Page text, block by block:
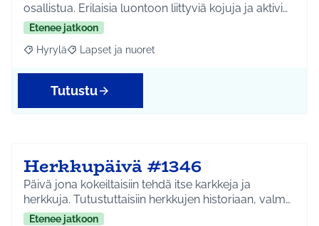
osallistua. Erilaisia luontoon liittyviä kojuja ja aktivi…
Etenee jatkoon
Rajaa tulokset aihepiirin mukaan: Hyrylä
Hyrylä Rajaa tulokset teeman mukaan: Lapset ja nuoret
Lapset ja nuoret
Tutustu
Herkkupäivä #1346
Päivä jona kokeiltaisiin tehdä itse karkkeja ja
herkkuja. Tutustuttaisiin herkkujen historiaan, valm…
Etenee jatkoon